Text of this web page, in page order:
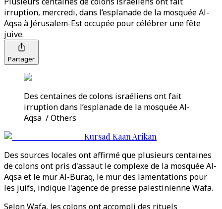
irruption, mercredi, dans l’esplanade de la mosquée Al-
Aqsa à Jérusalem-Est occupée pour célébrer une fête
juive.
Partager
Des centaines de colons israéliens ont fait
irruption dans l’esplanade de la mosquée Al-
Aqsa / Others
Kursad Kaan Arikan
Des sources locales ont affirmé que plusieurs centaines
de colons ont pris d'assaut le complexe de la mosquée Al-
Aqsa et le mur Al-Buraq, le mur des lamentations pour
les juifs, indique l'agence de presse palestinienne Wafa.
Selon Wafa, les colons ont accompli des rituels